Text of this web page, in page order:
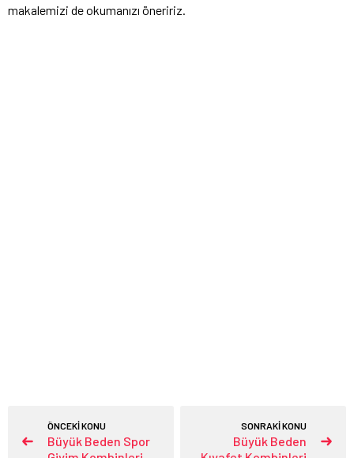
makalemizi de okumanızı öneririz.
ÖNCEKİ KONU
Büyük Beden Spor
SONRAKİ KONU
Büyük Beden